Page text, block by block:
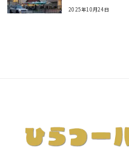
2025年10月24日